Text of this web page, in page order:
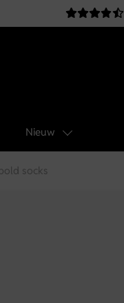
Nieuw
socks